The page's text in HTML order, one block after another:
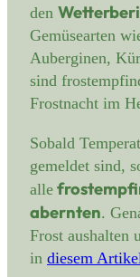
den
Gemüsearten
Auberginen,
sind
Frostnacht im
Sobald
gemeldet sind,
alle
abernten.
Frost aushalten
in diesem